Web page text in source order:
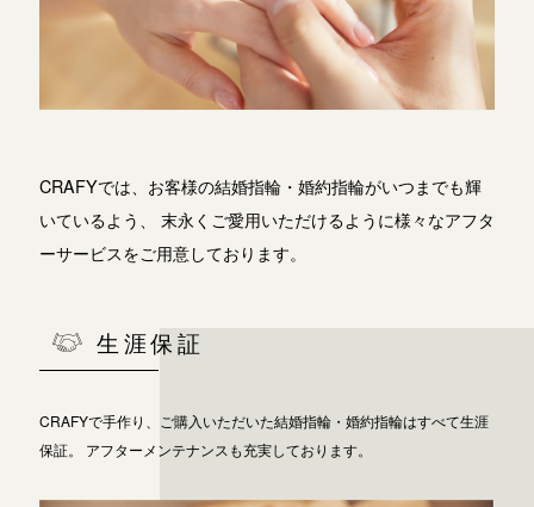
工房一覧
よくあるご質問
CRAFYについて
SNS・ブログ
その他
プライバシーポリシー
用語集
結婚指輪手作り工房のご案内
CRAFYでは、お客様の結婚指輪・婚約指輪がいつまでも輝
いているよう、
末永くご愛用いただけるように様々なアフタ
ーサービスをご用意しております。
生涯保証
CRAFYで手作り、ご購入いただいた結婚指輪・婚約指輪はすべて生涯
保証。
アフターメンテナンスも充実しております。
表参道店 来店ご予約
鎌倉店 来店ご予約